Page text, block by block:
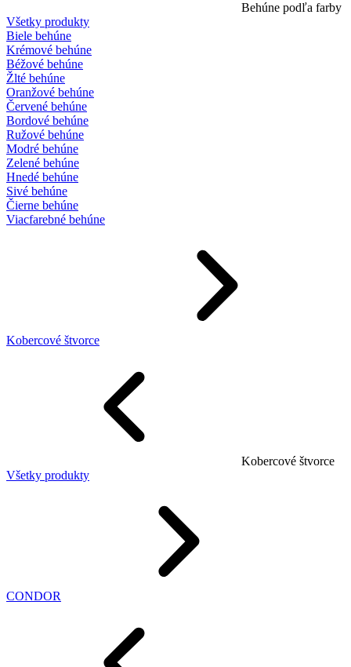
Behúne podľa farby
Všetky produkty
Biele behúne
Krémové behúne
Béžové behúne
Žlté behúne
Oranžové behúne
Červené behúne
Bordové behúne
Ružové behúne
Modré behúne
Zelené behúne
Hnedé behúne
Sivé behúne
Čierne behúne
Viacfarebné behúne
Kobercové štvorce
Kobercové štvorce
Všetky produkty
CONDOR